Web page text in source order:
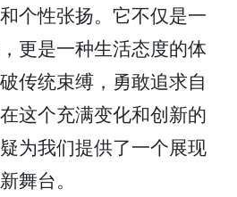
个性张扬。它不仅是一
更是一种生活态度的体
传统束缚，勇敢追求自
这个充满变化和创新的
为我们提供了一个展现
舞台。